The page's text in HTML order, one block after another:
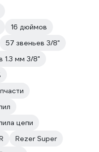
16 дюймов
57 звеньев 3/8"
1.3 мм 3/8"
цепи
Rezer Super